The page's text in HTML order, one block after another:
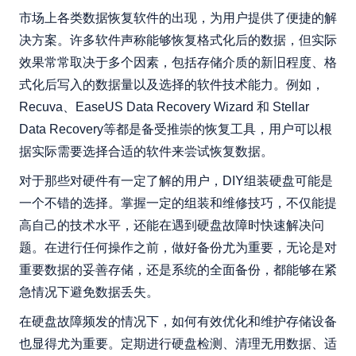
市场上各类数据恢复软件的出现，为用户提供了便捷的解
决方案。许多软件声称能够恢复格式化后的数据，但实际
效果常常取决于多个因素，包括存储介质的新旧程度、格
式化后写入的数据量以及选择的软件技术能力。例如，
Recuva、EaseUS Data Recovery Wizard 和 Stellar
Data Recovery等都是备受推崇的恢复工具，用户可以根
据实际需要选择合适的软件来尝试恢复数据。
对于那些对硬件有一定了解的用户，DIY组装硬盘可能是
一个不错的选择。掌握一定的组装和维修技巧，不仅能提
高自己的技术水平，还能在遇到硬盘故障时快速解决问
题。在进行任何操作之前，做好备份尤为重要，无论是对
重要数据的妥善存储，还是系统的全面备份，都能够在紧
急情况下避免数据丢失。
在硬盘故障频发的情况下，如何有效优化和维护存储设备
也显得尤为重要。定期进行硬盘检测、清理无用数据、适